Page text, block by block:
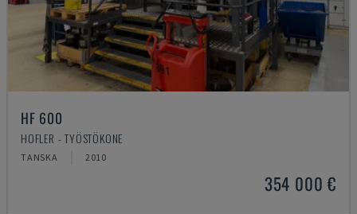
HF 600
HOFLER - TYÖSTÖKONE
TANSKA 2010
354 000 €